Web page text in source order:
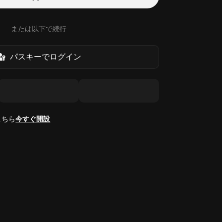
または以下で続行
パスキーでログイン
ちら今すぐ開設